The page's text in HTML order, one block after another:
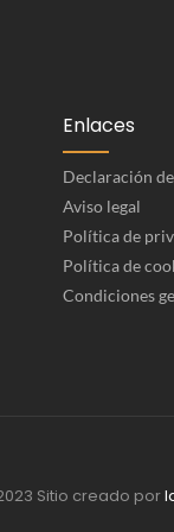
Enlaces
Declaración
Aviso legal
Política de
Política de
Condiciones
Sitio creado por